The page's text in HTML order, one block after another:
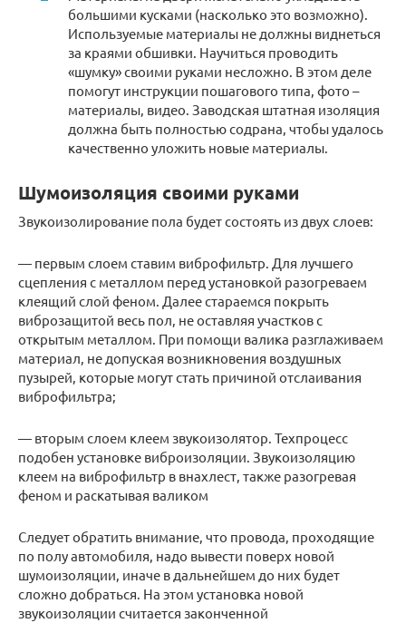
большими кусками (насколько это возможно).
Используемые материалы не должны виднеться
за краями обшивки. Научиться проводить
«шумку» своими руками несложно. В этом деле
помогут инструкции пошагового типа, фото –
материалы, видео. Заводская штатная изоляция
должна быть полностью содрана, чтобы удалось
качественно уложить новые материалы.
Шумоизоляция своими руками
Звукоизолирование пола будет состоять из двух слоев:
— первым слоем ставим виброфильтр. Для лучшего
сцепления с металлом перед установкой разогреваем
клеящий слой феном. Далее стараемся покрыть
виброзащитой весь пол, не оставляя участков с
открытым металлом. При помощи валика разглаживаем
материал, не допуская возникновения воздушных
пузырей, которые могут стать причиной отслаивания
виброфильтра;
— вторым слоем клеем звукоизолятор. Техпроцесс
подобен установке виброизоляции. Звукоизоляцию
клеем на виброфильтр в внахлест, также разогревая
феном и раскатывая валиком
Следует обратить внимание, что провода, проходящие
по полу автомобиля, надо вывести поверх новой
шумоизоляции, иначе в дальнейшем до них будет
сложно добраться. На этом установка новой
звукоизоляции считается законченной